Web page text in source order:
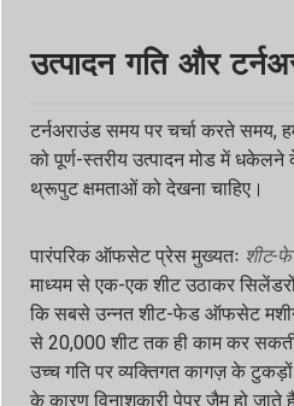
उत्पादन गति और
टर्नअराउंड समय पर चर्चा करते समय,
को पूर्ण-स्तरीय उत्पादन मोड में धकेलने
थ्रूपुट क्षमताओं को देखना चाहिए।
पारंपरिक ऑफसेट प्रेस मुख्यतः शीट-
माध्यम से एक-एक शीट उठाकर
कि सबसे उन्नत शीट-फेड ऑफसेट
से 20,000 शीट तक ही काम कर
उच्च गति पर व्यक्तिगत कागज़ के
के कारण विनाशकारी पेपर जैम हो जाते